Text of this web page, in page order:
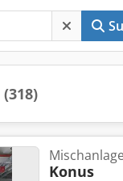
(318)
Konus